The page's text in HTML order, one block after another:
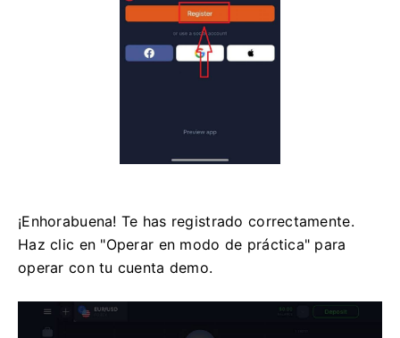
¡Enhorabuena! Te has registrado correctamente.
Haz clic en "Operar en modo de práctica" para
operar con tu cuenta demo.